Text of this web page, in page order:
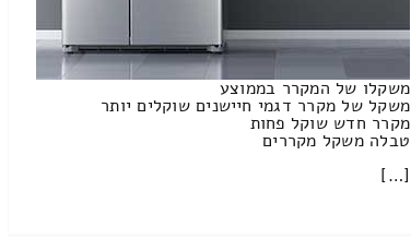
משקלו של המקרר בממוצע
משקל של מקרר דגמי חיישנים שוקלים יותר
מקרר חדש שוקל פחות
טבלה משקל מקררים
[…]